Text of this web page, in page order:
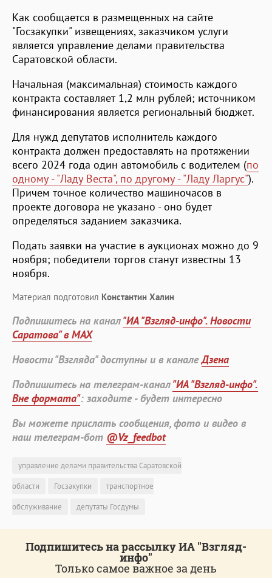
Как сообщается в размещенных на сайте
"Госзакупки" извещениях, заказчиком услуги
является управление делами правительства
Саратовской области.
Начальная (максимальная) стоимость каждого
контракта составляет 1,2 млн рублей; источником
финансирования является региональный бюджет.
Для нужд депутатов исполнитель каждого
контракта должен предоставлять на протяжении
всего 2024 года один автомобиль с водителем (по
одному - "Ладу Веста", по другому - "Ладу Ларгус").
Причем точное количество машиночасов в
проекте договора не указано - оно будет
определяться заданием заказчика.
Подать заявки на участие в аукционах можно до 9
ноября; победители торгов станут известны 13
ноября.
Материал подготовил Константин Халин
Подпишитесь на канал"ИА "Взгляд-инфо". Новости
Саратова" в MAX
Новости "Взгляда" доступны и в каналеДзена
Подпишитесь на телеграм-канал"ИА "Взгляд-инфо".
Вне формата": заходите - будет интересно
Вы можете прислать сообщения, фото и видео в
наш телеграм-бот @Vz_feedbot
управление делами правительства Саратовской
области
Госзакупки
транспортное
обслуживание
депутаты Госдумы
Подпишитесь на рассылку ИА "Взгляд-
инфо"
Только самое важное за день